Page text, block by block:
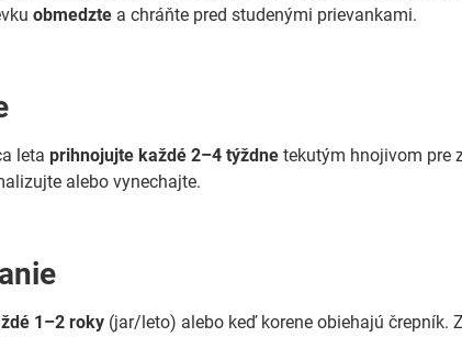
obmedzte a chráňte pred studenými prievankami.
letaprihnojujte každé 2–4 týždne tekutým hnojivom pre
alebo vynechajte.
1–2 roky (jar/leto) alebo keď korene obiehajú črepník.